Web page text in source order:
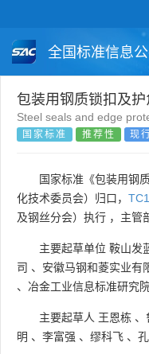
全国标准信息
国家标准
团体标准
国外标准
包装用钢质锁扣及护
Steel seals and edge
国家标准 推荐性 现
国家标准《包装用钢
化技术委员会）归口，
及钢丝分会）执行 ，主管
主要起草单位 鞍山发
司 、 安徽马钢和菱实业有
、 冶金工业信息标准研究
主要起草人 王恩栋 、
明 、 李富强 、 缪科飞 、